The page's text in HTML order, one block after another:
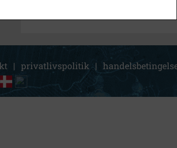
| privatlivspolitik |